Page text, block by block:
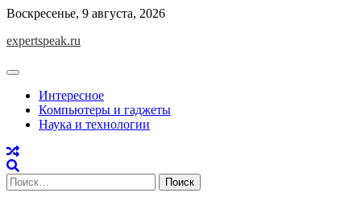
Skip
content
Воскресенье, 9 августа, 2026
expertspeak.ru
Интересное
Компьютеры и гаджеты
Наука и технологии
Найти: